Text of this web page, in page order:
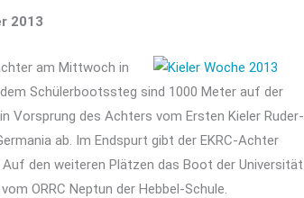
2013
am Mittwoch in
Schülerbootssteg sind 1000 Meter auf der
Vorsprung des Achters vom Ersten Kieler Ruder-
ab. Im Endspurt gibt der EKRC-Achter
den weiteren Plätzen das Boot der Universität
ORRC Neptun der Hebbel-Schule.